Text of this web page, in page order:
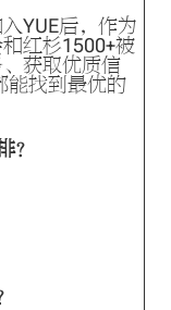
YUE后，作为
红杉1500+被
获取优质信
能找到最优的
？